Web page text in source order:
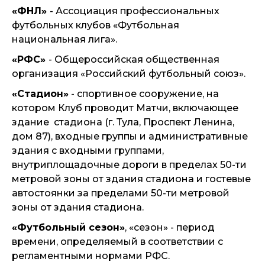
«ФНЛ» - Ассоциация профессиональных
футбольных клубов «Футбольная
национальная лига».
«РФС» - Общероссийская общественная
организация «Российский футбольный союз».
«Стадион» - спортивное сооружение, на
котором Клуб проводит Матчи, включающее
здание стадиона (г. Тула, Проспект Ленина,
дом 87), входные группы и административные
здания с входными группами,
внутриплощадочные дороги в пределах 50-ти
метровой зоны от здания стадиона и гостевые
автостоянки за пределами 50-ти метровой
зоны от здания стадиона.
«Футбольный сезон», «сезон» - период
времени, определяемый в соответствии с
регламентными нормами РФС.